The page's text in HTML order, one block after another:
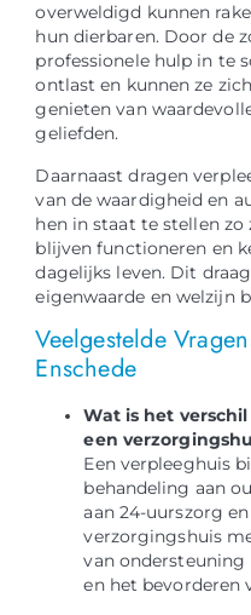
overweldigd kunnen
hun dierbaren. Door de
professionele hulp in te
ontlast en kunnen ze
genieten van
geliefden.
Daarnaast dragen
van de waardigheid en
hen in staat te stellen
blijven functioneren en
dagelijks leven. Dit
eigenwaarde en welzijn
Veelgestelde
Enschede
Wat is het
een
Een verpleeghuis
behandeling aan
aan 24-uurszorg
verzorgingshuis
van
en het bevorderen